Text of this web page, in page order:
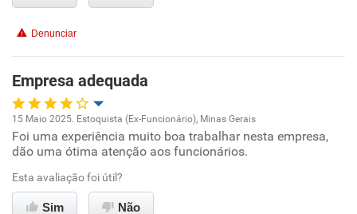
Denunciar
Empresa adequada
Oportunidade de promoção
Ambiente de trabalho
15 Maio 2025. Estoquista (Ex-Funcionário), Minas Gerais
Foi uma experiência muito boa trabalhar nesta empresa,
dão uma ótima atenção aos funcionários.
Esta avaliação foi útil?
Sim Não